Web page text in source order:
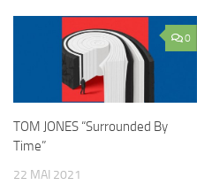
0
TOM JONES “Surrounded By
Time”
22 MAI 2021